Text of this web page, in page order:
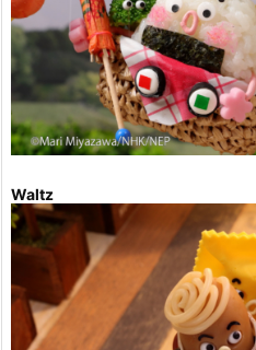
Waltz